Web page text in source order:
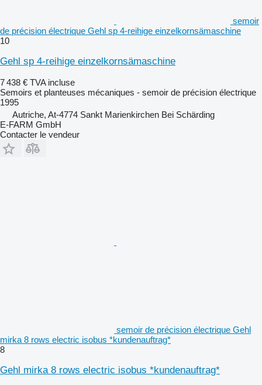
semoir
de précision électrique Gehl sp 4-reihige einzelkornsämaschine
10
Gehl sp 4-reihige einzelkornsämaschine
7 438 € TVA incluse
Semoirs et planteuses mécaniques - semoir de précision électrique
1995
Autriche, At-4774 Sankt Marienkirchen Bei Schärding
E-FARM GmbH
Contacter le vendeur
semoir de précision électrique Gehl
mirka 8 rows electric isobus *kundenauftrag*
8
Gehl mirka 8 rows electric isobus *kundenauftrag*